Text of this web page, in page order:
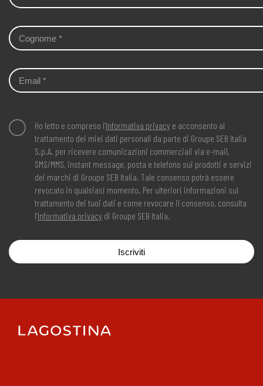
Ho letto e compreso l’Informativa privacy e acconsento al
trattamento dei miei dati personali da parte di Groupe SEB Italia
S.p.A. per ricevere comunicazioni commerciali via e-mail,
SMS/MMS, instant message, posta e telefono sui prodotti e servizi
dei marchi di Groupe SEB Italia. Tale consenso potrà essere
revocato in qualsiasi momento. Per ulteriori informazioni sul
trattamento dei tuoi dati e come revocare il consenso, consulta
l’Informativa privacy di Groupe SEB Italia.
Iscriviti